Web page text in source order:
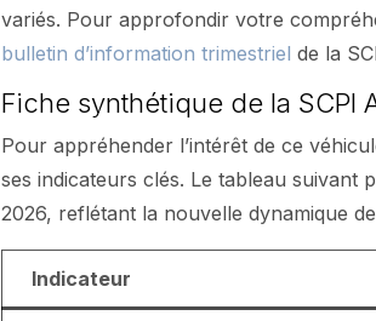
variés. Pour approfondir votre
bulletin d’information trimestriel de la
Fiche synthétique de la SCPI
Pour appréhender l’intérêt de ce
ses indicateurs clés. Le tableau suivant
2026, reflétant la nouvelle dynamique
Indicateur